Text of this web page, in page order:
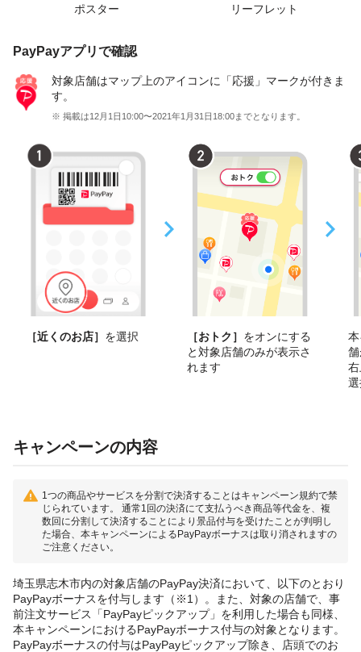
ポスター リーフレット
PayPayアプリで確認
対象店舗はマップ上のアイコンに「応援」マークが付きま
す。
※ 掲載は12月1日10:00〜2021年1月31日18:00までとなります。
［近くのお店］ を選択 ［おトク］ をオンにする
と対象店舗のみが表示さ
れます
キャンペーンの内容
1つの商品やサービスを分割で決済することはキャンペーン規約で禁
じられています。 通常1回の決済にて支払うべき商品等代金を、複
数回に分割して決済することにより景品付与を受けたことが判明し
た場合、本キャンペーンによるPayPayボーナスは取り消されますの
ご注意ください。
埼玉県志木市内の対象店舗のPayPay決済において、以下のとおり
PayPayボーナスを付与します（※1）。また、対象の店舗で、事
前注文サービス「PayPayピックアップ」を利用した場合も同様、
本キャンペーンにおけるPayPayボーナス付与の対象となります。
PayPayボーナスの付与はPayPayピックアップ除き、店頭でのお